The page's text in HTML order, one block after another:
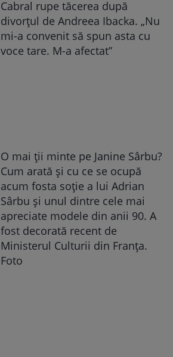
Cabral rupe tăcerea după
divorțul de Andreea Ibacka. „Nu
mi-a convenit să spun asta cu
voce tare. M-a afectat”
O mai ții minte pe Janine Sârbu?
Cum arată și cu ce se ocupă
acum fosta soție a lui Adrian
Sârbu și unul dintre cele mai
apreciate modele din anii 90. A
fost decorată recent de
Ministerul Culturii din Franța.
Foto